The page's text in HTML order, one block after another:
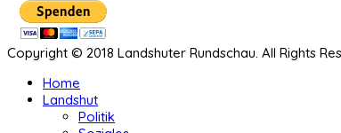
Copyright © 2018 Landshuter Rundschau. All Rights
Home
Landshut
Politik